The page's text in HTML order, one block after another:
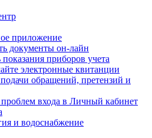
приложение
документы он-лайн
показания приборов учета
электронные квитанции
обращений, претензий и
входа в Личный кабинет
и водоснабжение